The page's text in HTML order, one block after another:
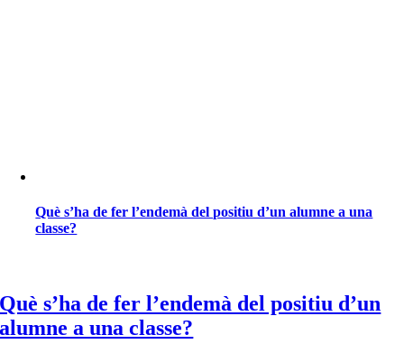
Què s’ha de fer l’endemà del positiu d’un alumne a una
classe?
Què s’ha de fer l’endemà del positiu d’un
alumne a una classe?